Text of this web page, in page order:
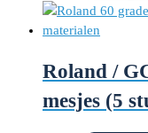
Roland /
mesjes (5